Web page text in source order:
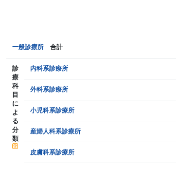
一般診療所 合計
診
療
科
目
に
よ
る
分
類
内科系診療所
外科系診療所
小児科系診療所
産婦人科系診療所
皮膚科系診療所